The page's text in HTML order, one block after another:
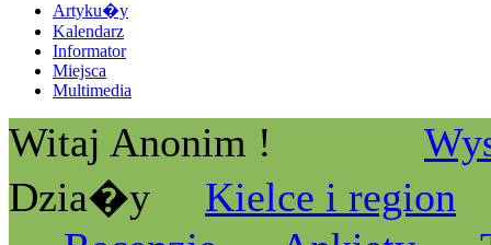
Artyku�y
Kalendarz
Informator
Miejsca
Multimedia
Witaj Anonim !
Dzia�y
Kielce i region